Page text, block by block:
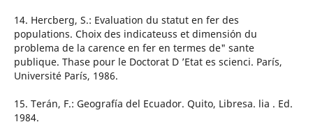
14. Hercberg, S.: Evaluation du statut en fer des
populations. Choix des indicateuss et dimensión du
problema de la carence en fer en termes de" sante
publique. Thase pour le Doctorat D ’Etat es scienci. París,
Université París, 1986.
15. Terán, F.: Geografía del Ecuador. Quito, Libresa. lia . Ed.
1984.